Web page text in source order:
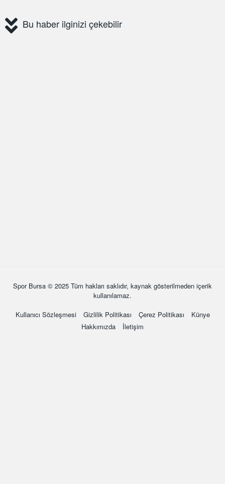
Bu haber ilginizi çekebilir
Spor Bursa © 2025 Tüm hakları saklıdır, kaynak gösterilmeden içerik
kullanılamaz.
Kullanıcı Sözleşmesi
Gizlilik Politikası Çerez Politikası
Künye
Hakkımızda
İletişim